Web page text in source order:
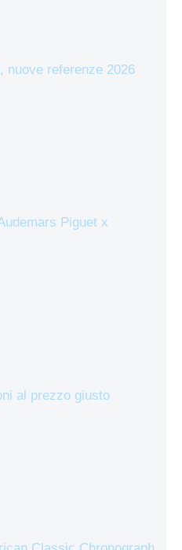
nuove referenze 2026
Piguet x
al prezzo giusto